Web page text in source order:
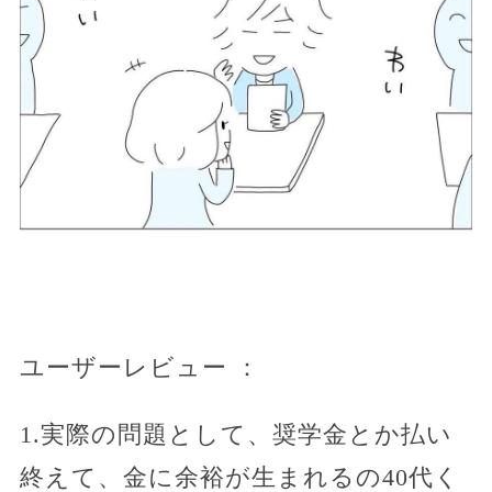
ユーザーレビュー ：
1.実際の問題として、奨学金とか払い
終えて、金に余裕が生まれるの40代く